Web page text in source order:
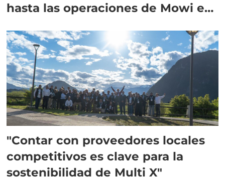
hasta las operaciones de Mowi en
"Contar con proveedores locales
competitivos es clave para la
sostenibilidad de Multi X"